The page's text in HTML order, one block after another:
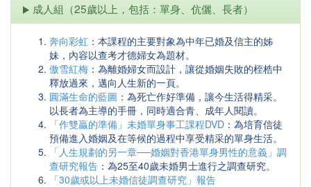
成人組（25歲以上，包括：單身、伉儷、長者）
奔向彩虹 ：本課程的主要對象為中年已婚及信主的姊
妹，內容以查考才德婦女為題材。
傲雪紅梅 ：為離婚婦女而設計，讓從婚姻失敗的桎梏中
釋放過來，邁向人生新的一頁。
圓滿生命的藍圖 ：為死亡作好準備，讓今生活得精采。
以長者為主導的手冊，同時適合青、成年人閱讀。
「作雙贏的準備」未婚單身事工課程DVD ：為培育信徒
預備進入婚姻及在等候的過程中享受精采的單身生活。
「人生規劃的另一章──婚姻對香港單身男性的意義」調
查研究報告 ：為25至40歲未婚男士進行之調查研究。
「30歲或以上未婚信徒調查研究」報告